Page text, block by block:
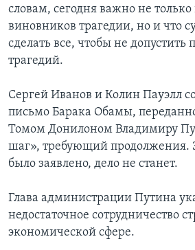
словам, сегодня важно не только
виновников трагедии, но и что
сделать все, чтобы не допустить
трагедий.
Сергей Иванов и Колин Пауэлл
письмо Барака Обамы,
Томом Донилоном Владимиру
шаг», требующий продолжения.
было заявлено, дело не станет.
Глава администрации Путина
недостаточное сотрудничество
экономической сфере.